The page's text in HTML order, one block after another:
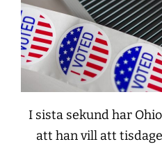
I sista sekund har
att han vill att